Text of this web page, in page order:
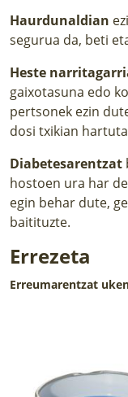
Haurdunaldian
segurua da, beti
Heste
gaixotasuna edo
pertsonek ezin
dosi txikian
Diabetesarentzat
hostoen ura har
egin behar dute,
baitituzte.
Errezeta
Erreumarentzat